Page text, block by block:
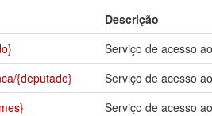
Descrição
Serviço de acesso
{deputado}
Serviço de acesso
Serviço de acesso